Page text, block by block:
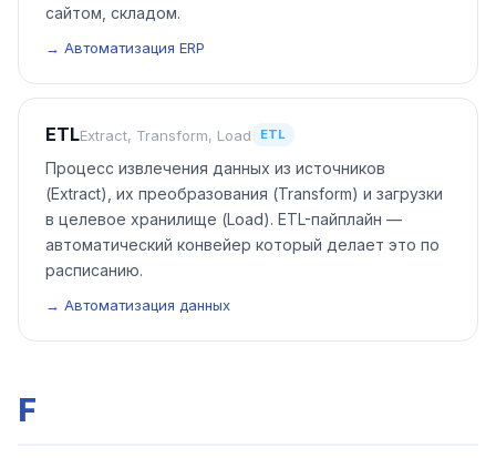
сайтом, складом.
→ Автоматизация ERP
ETLExtract, Transform, Load ETL
Процесс извлечения данных из источников
(Extract), их преобразования (Transform) и загрузки
в целевое хранилище (Load). ETL-пайплайн —
автоматический конвейер который делает это по
расписанию.
→ Автоматизация данных
F